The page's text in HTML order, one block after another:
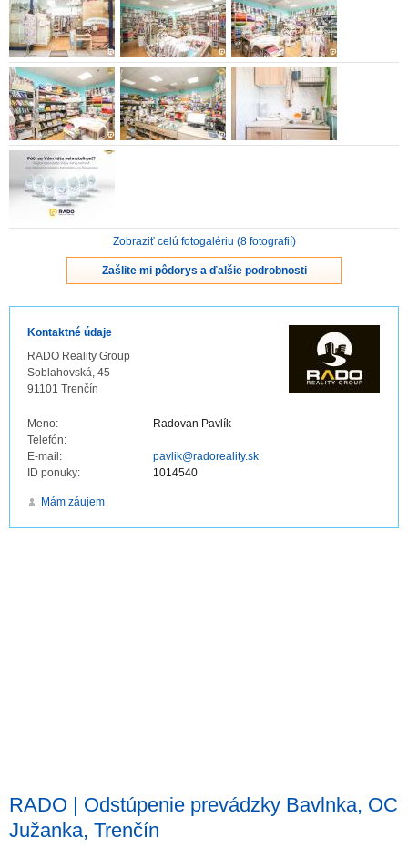
ZVÝRAZNENIE REALITNÝCH INZERÁTOV
REKLAMA
PARTNERI
OBCHODNÉ PODMIENKY
KONTAKT
Zobraziť celú fotogalériu (8 fotografií)
Zašlite mi pôdorys a ďalšie podrobnosti
Kontaktné údaje
RADO Reality Group
Soblahovská, 45
91101 Trenčín
Meno:
Radovan Pavlík
Telefón:
E-mail:
pavlik@radoreality.sk
ID ponuky:
1014540
Mám záujem
RADO | Odstúpenie prevádzky Bavlnka, OC
Južanka, Trenčín